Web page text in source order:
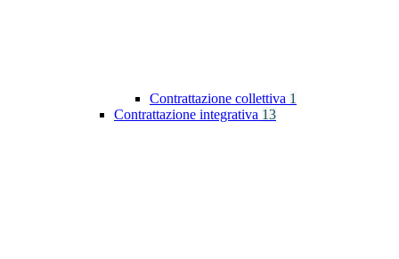
Contrattazione collettiva 1
Contrattazione integrativa 13